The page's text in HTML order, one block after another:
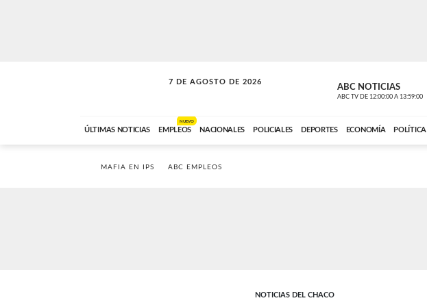
7 DE AGOSTO DE 2026
A DE LA TARDE ABC NOTICIAS
ABC TV DE 12:00:00 A 13:59:00
ÚLTIMAS NOTICIAS EMPLEOS
NUEVO
NACIONALES POLICIALES DEPORTES ECONOMÍA POLÍTICA
MAFIA EN IPS ABC EMPLEOS
NOTICIAS DEL CHACO